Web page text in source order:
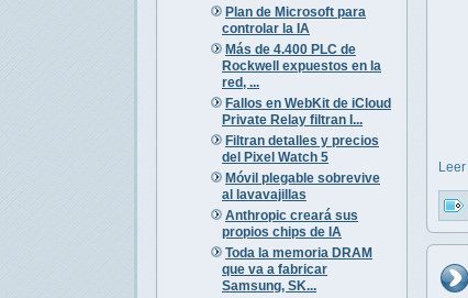
Plan de Microsoft para
controlar la IA
Más de 4.400 PLC de
Rockwell expuestos en la
red, ...
Fallos en WebKit de iCloud
Private Relay filtran I...
Filtran detalles y precios
del Pixel Watch 5
Móvil plegable sobrevive
al lavavajillas
Anthropic creará sus
propios chips de IA
Toda la memoria DRAM
que va a fabricar
Samsung, SK...